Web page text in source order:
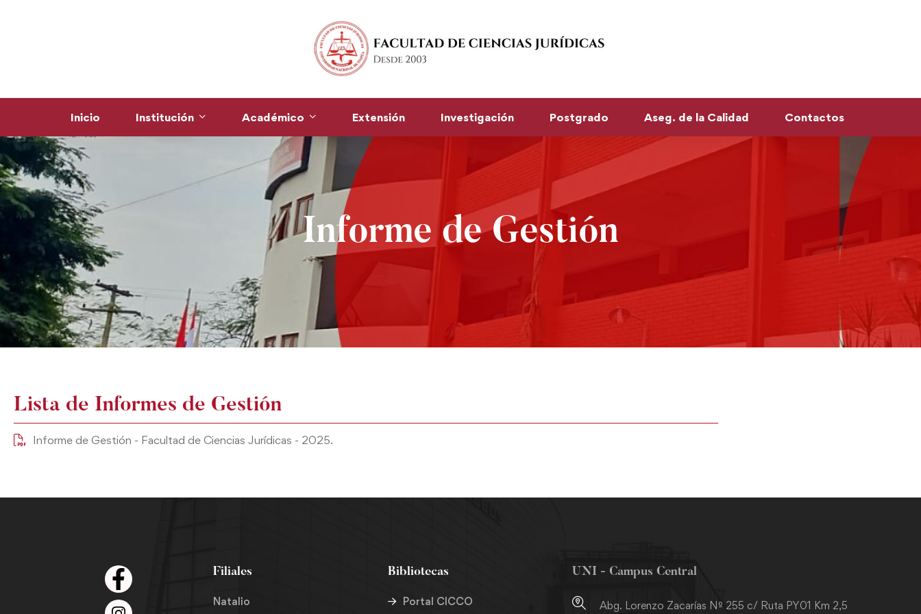
Inicio Institución Académico Extensión Investigación Postgrado Aseg. de la Calidad Contactos
Informe de Gestión
Lista de Informes de Gestión
Informe de Gestión - Facultad de Ciencias Jurídicas - 2025.
Filiales
Natalio
Bibliotecas
Portal CICCO
UNI - Campus Central
Abg. Lorenzo Zacarías Nº 255 c/ Ruta PY01 Km 2,5